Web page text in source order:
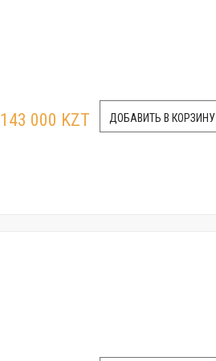
143 000 KZT ДОБАВИТЬ В КОРЗИНУ